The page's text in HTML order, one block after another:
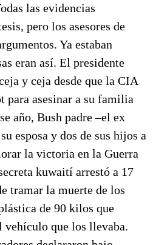
las evidencias
pero los asesores de
Ya estaban
eran así. El presidente
y ceja desde que la CIA
para asesinar a su familia
año, Bush padre –el ex
esposa y dos de sus hijos a
la victoria en la Guerra
kuwaití arrestó a 17
tramar la muerte de los
de 90 kilos que
vehículo que los llevaba.